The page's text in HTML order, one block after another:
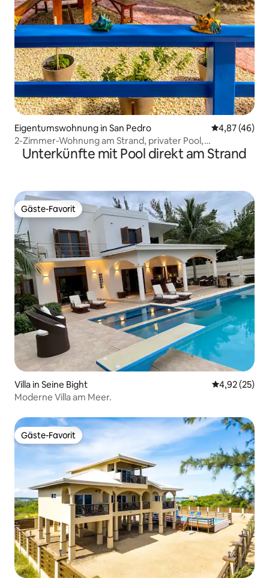
Eigentumswohnung in San Pedro
4,87 (46)
2-Zimmer-Wohnung am Strand, privater Pool,
Dock/Strand
Unterkünfte mit Pool direkt am Strand
Gäste-Favorit
Gäste-Favorit
Villa in Seine Bight
4,92 (25)
Moderne Villa am Meer.
Gäste-Favorit
Gäste-Favorit